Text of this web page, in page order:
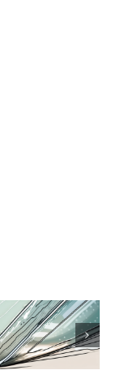
7
Expertentipps
für maximale